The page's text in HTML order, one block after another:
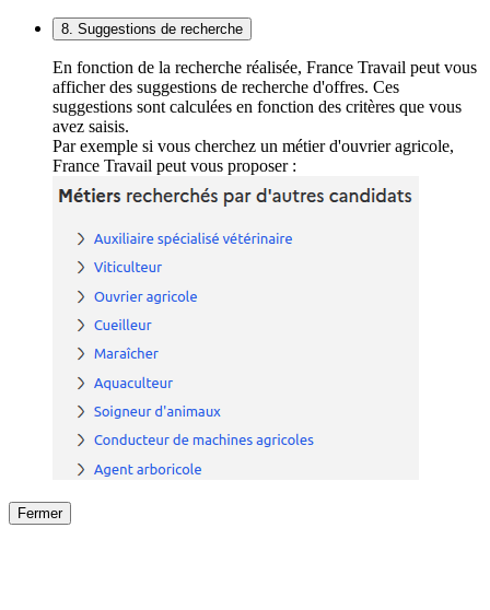
8. Suggestions de recherche
En fonction de la recherche réalisée, France Travail peut vous
afficher des suggestions de recherche d'offres. Ces
suggestions sont calculées en fonction des critères que vous
avez saisis.
Par exemple si vous cherchez un métier d'ouvrier agricole,
France Travail peut vous proposer :
Fermer